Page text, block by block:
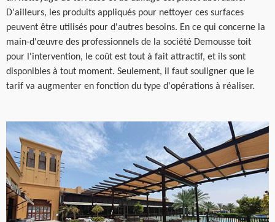
D'ailleurs, les produits appliqués pour nettoyer ces surfaces
peuvent être utilisés pour d'autres besoins. En ce qui concerne la
main-d'œuvre des professionnels de la société Demousse toit
pour l'intervention, le coût est tout à fait attractif, et ils sont
disponibles à tout moment. Seulement, il faut souligner que le
tarif va augmenter en fonction du type d'opérations à réaliser.